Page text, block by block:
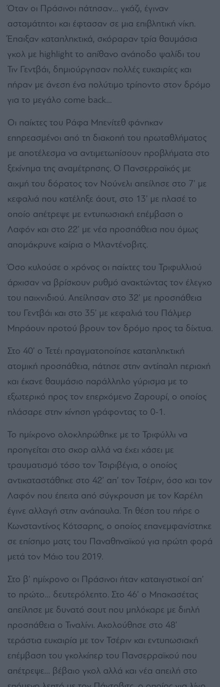
Όταν οι Πράσινοι πάτησαν… γκάζι, έγιναν
ασταμάτητοι και έφτασαν σε μια επιβλητική νίκη.
Έπαιξαν καταπληκτικά, σκόραραν τρία θαυμάσια
γκολ με highlight το απίθανο ανάποδο ψαλίδι του
Τιν Γεντβάι, δημιούργησαν πολλές ευκαιρίες και
πήραν με άνεση ένα πολύτιμο τρίποντο στον δρόμο
για το μεγάλο come back…
Οι παίκτες του Ράφα Μπενίτεθ φάνηκαν
επηρεασμένοι από τη διακοπή του πρωταθλήματος
με αποτέλεσμα να αντιμετωπίσουν προβλήματα στο
ξεκίνημα της αναμέτρησης. Ο Πανσερραϊκός με
αιχμή του δόρατος τον Νούνελι απείλησε στο 7’ με
κεφαλιά που κατέληξε άουτ, στο 13’ με πλασέ το
οποίο απέτρεψε με εντυπωσιακή επέμβαση ο
Λαφόν και στο 22’ με νέα προσπάθεια που όμως
απομάκρυνε καίρια ο Μλαντένοβιτς.
Όσο κυλούσε ο χρόνος οι παίκτες του Τριφυλλιού
άρχισαν να βρίσκουν ρυθμό ανακτώντας τον έλεγχο
του παιχνιδιού. Απείλησαν στο 32’ με προσπάθεια
του Γεντβάι και στο 35’ με κεφαλιά του Πάλμερ
Μπράουν προτού βρουν τον δρόμο προς τα δίχτυα.
Στο 40’ ο Τετέι πραγματοποίησε καταπληκτική
ατομική προσπάθεια, πάτησε στην αντίπαλη περιοχή
και έκανε θαυμάσιο παράλληλο γύρισμα με το
εξωτερικό προς τον επερχόμενο Ζαρουρί, ο οποίος
πλάσαρε στην κίνηση γράφοντας το 0-1.
Το ημίχρονο ολοκληρώθηκε με το Τριφύλλι να
προηγείται στο σκορ αλλά να έχει χάσει με
τραυματισμό τόσο τον Τσιριβέγια, ο οποίος
αντικαταστάθηκε στο 42’ απ’ τον Τσέριν, όσο και τον
Λαφόν που έπειτα από σύγκρουση με τον Καρέλη
έγινε αλλαγή στην ανάπαυλα. Τη θέση του πήρε ο
Κωνσταντίνος Κότσαρης, ο οποίος επανεμφανίστηκε
σε επίσημο ματς του Παναθηναϊκού για πρώτη φορά
μετά τον Μάιο του 2019.
Στο β’ ημίχρονο οι Πράσινοι ήταν καταιγιστικοί απ’
το πρώτο… δευτερόλεπτο. Στο 46’ ο Μπακασέτας
απείλησε με δυνατό σουτ που μπλόκαρε με διπλή
προσπάθεια ο Τιναλίνι. Ακολούθησε στο 48’
τεράστια ευκαιρία με τον Τσέριν και εντυπωσιακή
επέμβαση του γκολκίπερ του Πανσερραϊκού που
απέτρεψε… βέβαιο γκολ αλλά και νέα απειλή στο